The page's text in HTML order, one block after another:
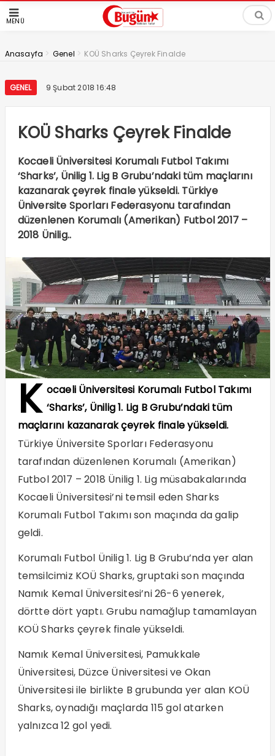
MENÜ
Anasayfa > Genel > KOÜ Sharks Çeyrek Finalde
GENEL 9 Şubat 2018 16:48
KOÜ Sharks Çeyrek Finalde
Kocaeli Üniversitesi Korumalı Futbol Takımı
‘Sharks’, Ünilig 1. Lig B Grubu’ndaki tüm maçlarını
kazanarak çeyrek finale yükseldi. Türkiye
Üniversite Sporları Federasyonu tarafından
düzenlenen Korumalı (Amerikan) Futbol 2017 –
2018 Ünilig..
K ocaeli Üniversitesi Korumalı Futbol Takımı
‘Sharks’, Ünilig 1. Lig B Grubu’ndaki tüm
maçlarını kazanarak çeyrek finale yükseldi.
Türkiye Üniversite Sporları Federasyonu
tarafından düzenlenen Korumalı (Amerikan)
Futbol 2017 – 2018 Ünilig 1. Lig müsabakalarında
Kocaeli Üniversitesi’ni temsil eden Sharks
Korumalı Futbol Takımı son maçında da galip
geldi.
Korumalı Futbol Ünilig 1. Lig B Grubu’nda yer alan
temsilcimiz KOÜ Sharks, gruptaki son maçında
Namık Kemal Üniversitesi’ni 26-6 yenerek,
dörtte dört yaptı. Grubu namağlup tamamlayan
KOÜ Sharks çeyrek finale yükseldi.
Namık Kemal Üniversitesi, Pamukkale
Üniversitesi, Düzce Üniversitesi ve Okan
Üniversitesi ile birlikte B grubunda yer alan KOÜ
Sharks, oynadığı maçlarda 115 gol atarken
yalnızca 12 gol yedi.